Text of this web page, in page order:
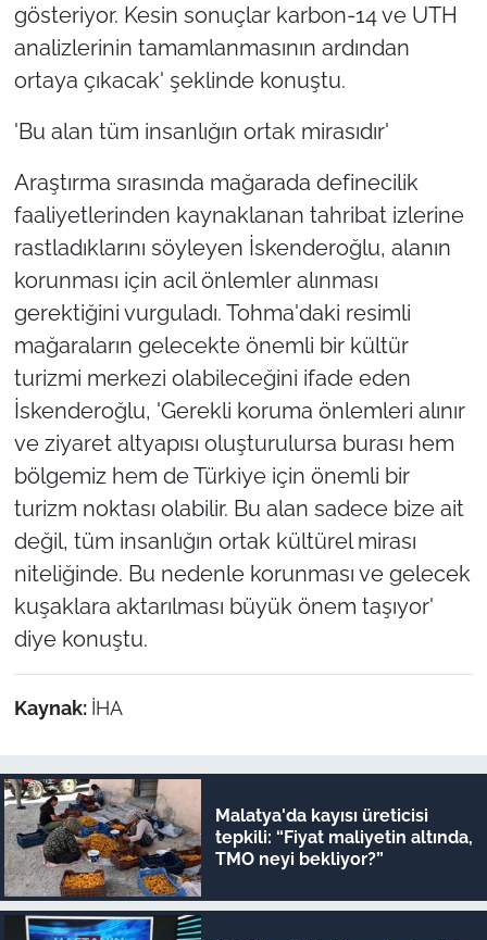
gösteriyor. Kesin sonuçlar karbon-14 ve UTH
analizlerinin tamamlanmasının ardından
ortaya çıkacak' şeklinde konuştu.
'Bu alan tüm insanlığın ortak mirasıdır'
Araştırma sırasında mağarada definecilik
faaliyetlerinden kaynaklanan tahribat izlerine
rastladıklarını söyleyen İskenderoğlu, alanın
korunması için acil önlemler alınması
gerektiğini vurguladı. Tohma'daki resimli
mağaraların gelecekte önemli bir kültür
turizmi merkezi olabileceğini ifade eden
İskenderoğlu, 'Gerekli koruma önlemleri alınır
ve ziyaret altyapısı oluşturulursa burası hem
bölgemiz hem de Türkiye için önemli bir
turizm noktası olabilir. Bu alan sadece bize ait
değil, tüm insanlığın ortak kültürel mirası
niteliğinde. Bu nedenle korunması ve gelecek
kuşaklara aktarılması büyük önem taşıyor'
diye konuştu.
Kaynak: İHA
Malatya'da kayısı üreticisi
tepkili: “Fiyat maliyetin altında,
TMO neyi bekliyor?”